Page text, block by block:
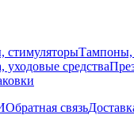
стимуляторыТампоны,
уходовые средства
Обратная связь